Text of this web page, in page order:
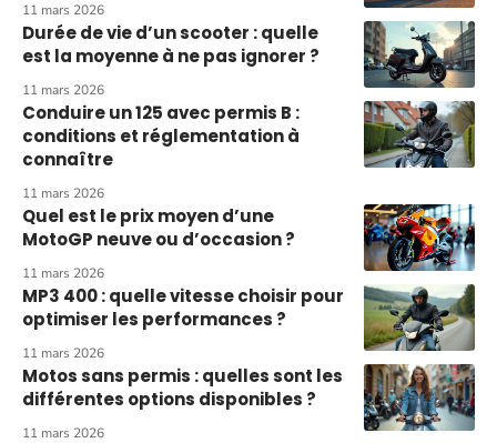
11 mars 2026
Durée de vie d’un scooter : quelle
est la moyenne à ne pas ignorer ?
11 mars 2026
Conduire un 125 avec permis B :
conditions et réglementation à
connaître
11 mars 2026
Quel est le prix moyen d’une
MotoGP neuve ou d’occasion ?
11 mars 2026
MP3 400 : quelle vitesse choisir pour
optimiser les performances ?
11 mars 2026
Motos sans permis : quelles sont les
différentes options disponibles ?
11 mars 2026